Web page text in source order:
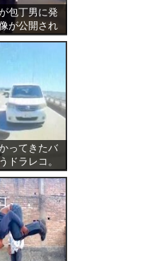
包丁男に発
が公開され
ってきたバ
ドラレコ。